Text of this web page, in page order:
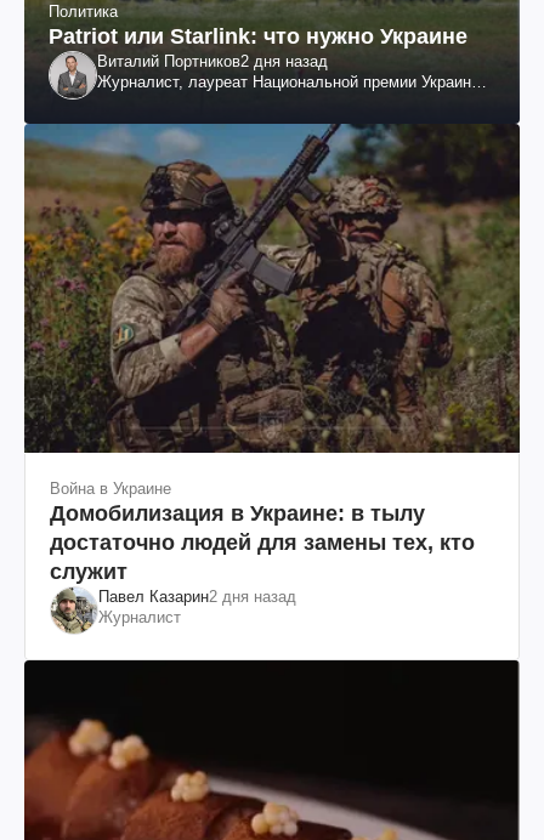
Политика
Patriot или Starlink: что нужно Украине
Виталий Портников2 дня назад
Журналист, лауреат Национальной премии Украины
Война в Украине
Домобилизация в Украине: в тылу
достаточно людей для замены тех, кто
служит
Павел Казарин2 дня назад
Журналист